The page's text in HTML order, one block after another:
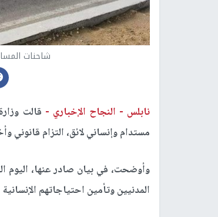
شاحنات
نابلس - النجاح الإخباري - قالت
مستدام وإنساني لائق، التزام قانوني
وأوضحت، في بيان صادر عنها، اليوم
المدنيين وتأمين احتياجاتهم